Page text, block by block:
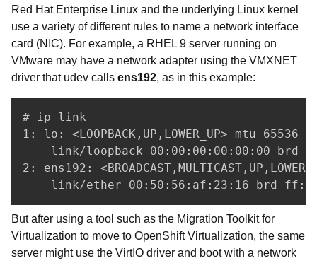
Red Hat Enterprise Linux and the underlying Linux kernel
use a variety of different rules to name a network interface
card (NIC). For example, a RHEL 9 server running on
VMware may have a network adapter using the VMXNET
driver that udev calls ens192, as in this example:
# ip link
1: lo: <LOOPBACK,UP,LOWER_UP> mtu
link/loopback 00:00:00:00:00:00 brd
2: ens192:
link/ether 00:50:56:af:23:16 brd
But after using a tool such as the Migration Toolkit for
Virtualization to move to OpenShift Virtualization, the same
server might use the VirtIO driver and boot with a network